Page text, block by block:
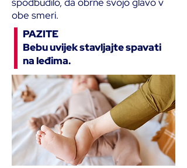
obe smeri.
PAZITE
Bebu uvijek stavljajte spavati
na leđima.